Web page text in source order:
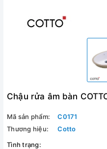
Chậu rửa âm bàn
Mã sản phẩm:
C0171
Thương hiệu:
Cotto
Tình trạng: